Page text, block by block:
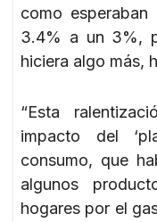
como
3.4% a un 3%,
hiciera algo más,
“Esta
impacto del
consumo, que
algunos
hogares por el